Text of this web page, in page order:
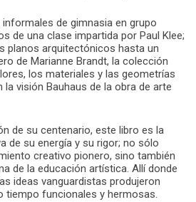
de gimnasia en grupo
de una clase impartida por Paul Klee;
planos arquitectónicos hasta un
de Marianne Brandt, la colección
los materiales y las geometrías
visión Bauhaus de la obra de arte
de su centenario, este libro es la
de su energía y su rigor; no sólo
creativo pionero, sino también
de la educación artística. Allí donde
ideas vanguardistas produjeron
tiempo funcionales y hermosas.